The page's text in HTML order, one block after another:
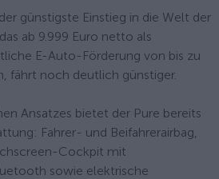
günstigste Einstieg in die Welt der
ab 9.999 Euro netto als
E-Auto-Förderung von bis zu
fährt noch deutlich günstiger.
Ansatzes bietet der Pure bereits
Fahrer- und Beifahrerairbag,
Cockpit mit
sowie elektrische